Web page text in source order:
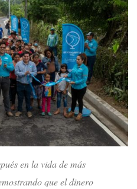
en la vida de más
que el dinero